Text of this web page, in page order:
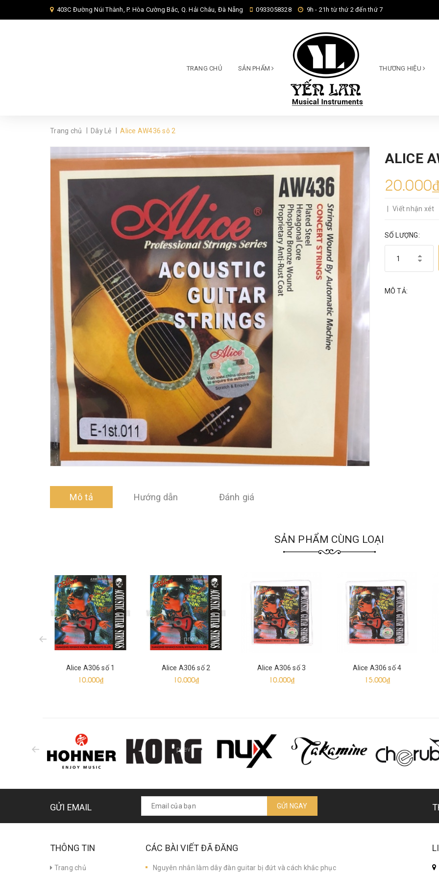
403C Đường Núi Thành, P. Hòa Cường Bắc, Q. Hải Châu, Đà Nẵng 0933058328 9h - 21h từ thứ 2 đến thứ 7
TRANG CHỦ SẢN PHẨM THƯƠNG HIỆU
Trang chủ Dây Lẻ Alice AW436 sô 2
ALICE
20.000₫
Viết nhận xét
SỐ LƯỢNG:
MÔ TẢ:
Mô tả Hướng dẫn Đánh giá
SẢN PHẨM CÙNG LOẠI
Alice A306 số 1
10.000₫
Alice A306 số 2
10.000₫
Alice A306 số 3
10.000₫
Alice A306 số 4
15.000₫
prev
prev
GỬI EMAIL GỬI NGAY
THÔNG TIN
Trang chủ
CÁC BÀI VIẾT ĐÃ ĐĂNG
Nguyên nhân làm dây đàn guitar bị đứt và cách khắc phục